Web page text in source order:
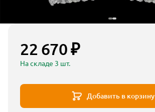
22 670 ₽
На складе 3 шт.
Добавить в корзину